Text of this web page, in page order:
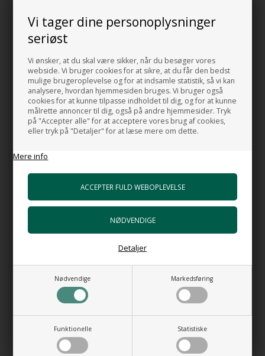
Vi tager dine personoplysninger
seriøst
Vi ønsker, at du skal være sikker, når du besøger vores
webside. Vi bruger cookies for at sikre, at du får den bedst
mulige brugeroplevelse og for at indsamle statistik, så vi kan
analysere, hvordan hjemmesiden bruges. Vi bruger også
cookies for at kunne tilpasse indholdet til dig, og for at kunne
målrette annoncer til dig, også på andre hjemmesider. Tryk
på "Accepter alle" for at acceptere vores brug af cookies,
eller tryk på "Detaljer" for at læse mere om dette.
Mere info
Nødvendige Markedsføring
Funktionelle Statistiske
Detaljer
Placering:
Bemærk:Husk at vælge om du ønsker håndvasken med afløb ført
til gulvet eller væggen.
Al fremstilling forgår i Italien under efterlevelse af alle EU's miljø-
og sundhedsregler.
Alessandro Casalini
Reparation af Monolith brodplade
Skulle uheldet være ude og du har fået en ridse eller et par
Alt du skal gøre er at bestille et reparations kit.
Se her hvor nemt det er, selv at reparere sin Monolith bordplade
eller håndvask for ridser.